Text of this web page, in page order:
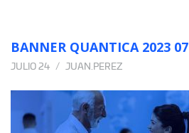
BANNER QUANTICA 2023 07
JULIO 24 JUAN.PEREZ